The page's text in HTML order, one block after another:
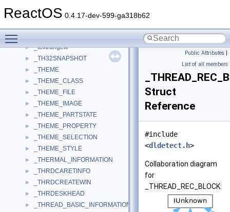
ReactOS 0.4.17-dev-599-ga318b62
► _TEXTMODE_BUFFER_INFO
► _textrangew
► _TH32SNAPSHOT
► _THEME
► _THEME_CLASS
► _THEME_FILE
► _THEME_IMAGE
► _THEME_PARTSTATE
► _THEME_PROPERTY
► _THEME_SELECTION
► _THEME_STYLE
► _THERMAL_INFORMATION
► _THRDCARETINFO
► _THRDCREATEWIN
► _THRDESKHEAD
► _THREAD_BASIC_INFORMATION
Public Attributes |
List of all members
Struct
Reference
#include
<dldetect.h>
Collaboration diagram
for
_THREAD_REC_BLOCK: